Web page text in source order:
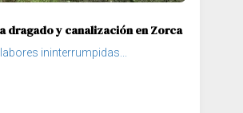
dragado y canalización en Zorca
ininterrumpidas...